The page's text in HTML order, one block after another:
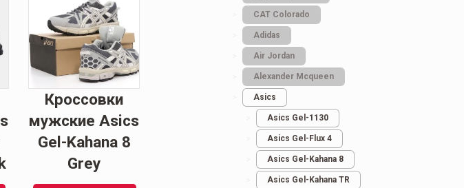
Кроссовки
мужские Asics
Gel-Kahana 8
Grey
САТ Colorado
Adidas
Air Jordan
Alexander Mcqueen
Asics
Asics Gel-1130
Asics Gel-Flux 4
Asics Gel-Kahana 8
Asics Gel-Kahana TR